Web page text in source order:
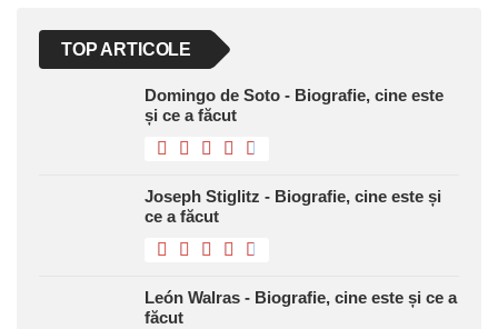
TOP ARTICOLE
Domingo de Soto - Biografie, cine este
și ce a făcut
Joseph Stiglitz - Biografie, cine este și
ce a făcut
León Walras - Biografie, cine este și ce a
făcut